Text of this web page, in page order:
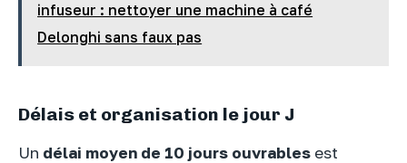
infuseur : nettoyer une machine à café
Delonghi sans faux pas
Délais et organisation le jour J
Un délai moyen de 10 jours ouvrables est